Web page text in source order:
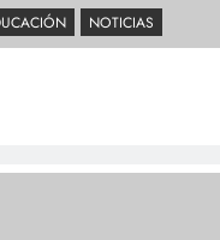
NOTICIAS